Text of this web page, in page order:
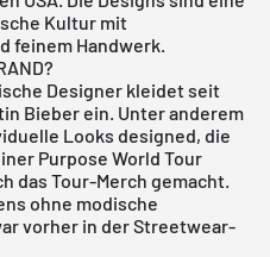
Kultur mit
feinem Handwerk.
Designer kleidet seit
Bieber ein. Unter anderem
Looks designed, die
Purpose World Tour
das Tour-Merch gemacht.
ohne modische
vorher in der Streetwear-